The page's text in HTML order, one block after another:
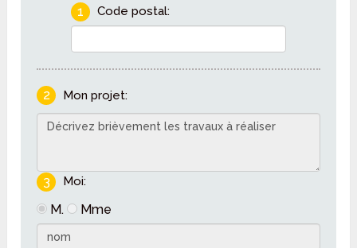
1 Code postal:
2 Mon projet:
3 Moi:
M. Mme